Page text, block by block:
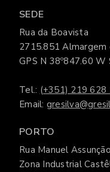
SEDE
Rua da Boavista
2715.851 Almargem
GPS N 38º847.60 W
Tel.: (+351) 219 628
Email:
PORTO
Rua Manuel
Zona Industrial